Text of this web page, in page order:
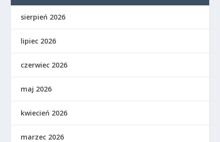
sierpień 2026
lipiec 2026
czerwiec 2026
maj 2026
kwiecień 2026
marzec 2026